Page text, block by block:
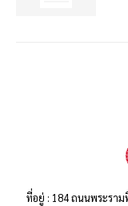
ที่อยู่ : 184 ถนนพระราม